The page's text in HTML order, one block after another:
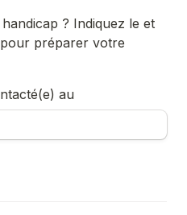
? Indiquez le et
préparer votre
au